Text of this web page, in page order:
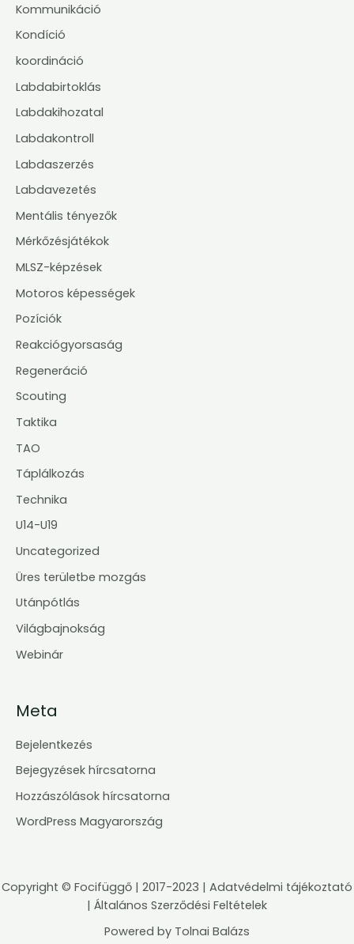
Kommunikáció
Kondíció
koordináció
Labdabirtoklás
Labdakihozatal
Labdakontroll
Labdaszerzés
Labdavezetés
Mentális tényezők
Mérkőzésjátékok
MLSZ-képzések
Motoros képességek
Pozíciók
Reakciógyorsaság
Regeneráció
Scouting
Taktika
TAO
Táplálkozás
Technika
U14-U19
Uncategorized
Üres területbe mozgás
Utánpótlás
Világbajnokság
Webinár
Meta
Bejelentkezés
Bejegyzések hírcsatorna
Hozzászólások hírcsatorna
WordPress Magyarország
Copyright © Focifüggő | 2017-2023 | Adatvédelmi tájékoztató
| Általános Szerződési Feltételek
Powered by Tolnai Balázs